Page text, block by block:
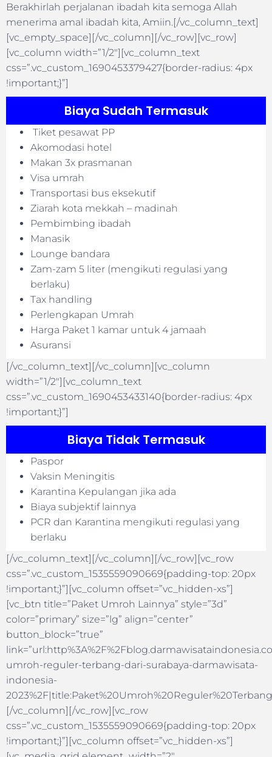
Berakhirlah perjalanan ibadah kita semoga Allah
menerima amal ibadah kita, Amiin.[/vc_column_text]
[vc_empty_space][/vc_column][/vc_row][vc_row]
[vc_column width=”1/2″][vc_column_text
css=”.vc_custom_1690453379427{border-radius: 4px
!important;}”]
Biaya Sudah Termasuk
Tiket pesawat PP
Akomodasi hotel
Makan 3x prasmanan
Visa umrah
Transportasi bus eksekutif
Ziarah kota mekkah – madinah
Pembimbing ibadah
Manasik
Lounge bandara
Zam-zam 5 liter (mengikuti regulasi yang
berlaku)
Tax handling
Perlengkapan Umrah
Harga Paket 1 kamar untuk 4 jamaah
Asuransi
[/vc_column_text][/vc_column][vc_column
width=”1/2″][vc_column_text
css=”.vc_custom_1690453433140{border-radius: 4px
!important;}”]
Biaya Tidak Termasuk
Paspor
Vaksin Meningitis
Karantina Kepulangan jika ada
Biaya subjektif lainnya
PCR dan Karantina mengikuti regulasi yang
berlaku
[/vc_column_text][/vc_column][/vc_row][vc_row
css=”.vc_custom_1535559090669{padding-top: 20px
!important;}”][vc_column offset=”vc_hidden-xs”]
[vc_btn title=”Paket Umroh Lainnya” style=”3d”
color=”primary” size=”lg” align=”center”
button_block=”true”
umroh-reguler-terbang-dari-surabaya-darmawisata-
indonesia-
[/vc_column][/vc_row][vc_row
css=”.vc_custom_1535559090669{padding-top: 20px
!important;}”][vc_column offset=”vc_hidden-xs”]